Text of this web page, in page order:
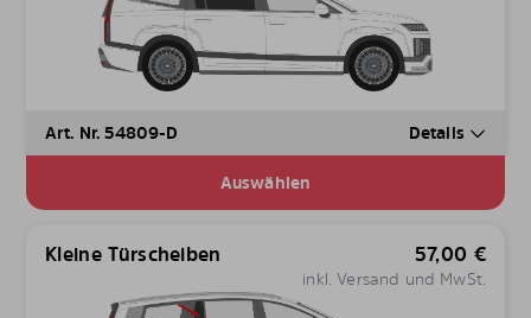
Art. Nr. 54809-D Details
Auswählen
Kleine Türscheiben 57,00 €
inkl. Versand und MwSt.